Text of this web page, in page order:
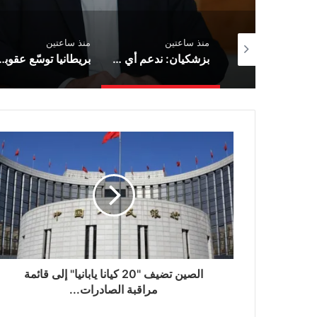
بزشكيان: ندعم أي قرار يتخذه الفلسطينيون في مفاوضات غزة
منذ ساعتين
بريطانيا توسّع عقوباتها على روسيا بإضافة 19 بندًا جديدًا إلى قائمة العقوبات
منذ ساعتين
الصين تضيف "20 كيانا يابانيا" إلى قائمة
مراقبة الصادرات...